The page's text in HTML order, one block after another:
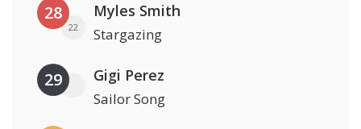
28
22
Myles Smith
Stargazing
29 Gigi Perez
Sailor Song